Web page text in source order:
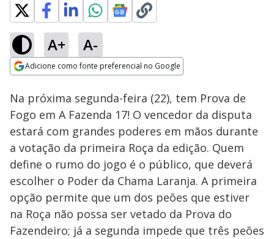
A+ A-
Adicione como fonte preferencial no Google
Ativar
98.31%
Na próxima segunda-feira (22), tem Prova de
Fogo em A Fazenda 17! O vencedor da disputa
estará com grandes poderes em mãos durante
a votação da primeira Roça da edição. Quem
define o rumo do jogo é o público, que deverá
escolher o Poder da Chama Laranja. A primeira
opção permite que um dos peões que estiver
na Roça não possa ser vetado da Prova do
Fazendeiro; já a segunda impede que três peões